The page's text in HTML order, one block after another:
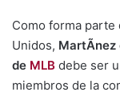
Como forma parte
Unidos, MartÃ­nez
de MLB debe ser
miembros de la